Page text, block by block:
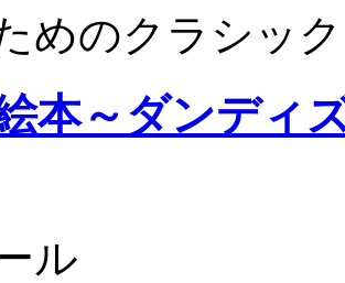
めのクラシッ
本～ダンディ
ル